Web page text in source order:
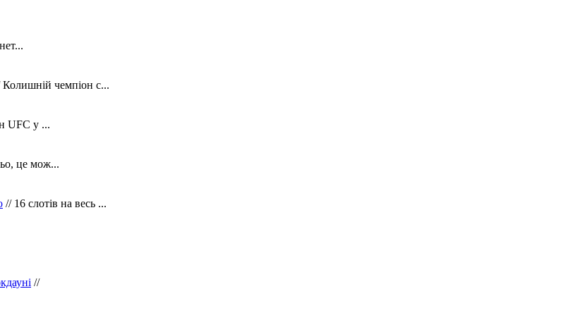
Колишній чемпіон с...
UFC у ...
це мож...
// 16 слотів на весь ...
//